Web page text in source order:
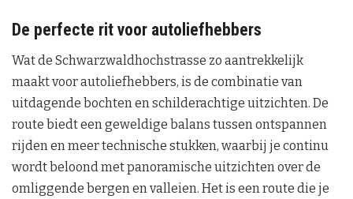
De perfecte rit voor autoliefhebbers
Wat de Schwarzwaldhochstrasse zo aantrekkelijk
maakt voor autoliefhebbers, is de combinatie van
uitdagende bochten en schilderachtige uitzichten. De
route biedt een geweldige balans tussen ontspannen
rijden en meer technische stukken, waarbij je continu
wordt beloond met panoramische uitzichten over de
omliggende bergen en valleien. Het is een route die je